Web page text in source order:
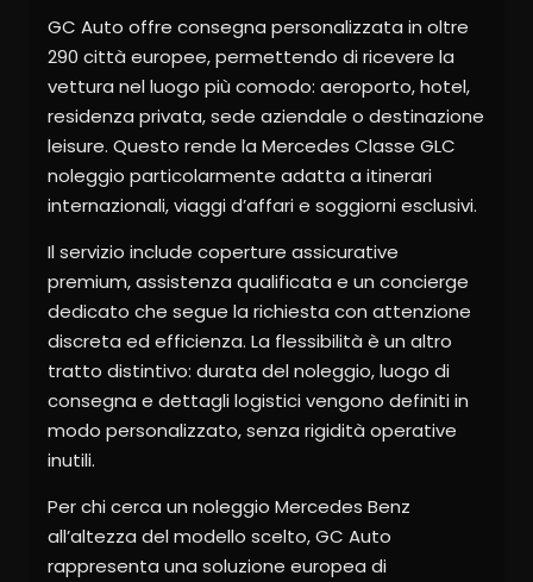
GC Auto offre consegna personalizzata in oltre
290 città europee, permettendo di ricevere la
vettura nel luogo più comodo: aeroporto, hotel,
residenza privata, sede aziendale o destinazione
leisure. Questo rende la Mercedes Classe GLC
noleggio particolarmente adatta a itinerari
internazionali, viaggi d’affari e soggiorni esclusivi.
Il servizio include coperture assicurative
premium, assistenza qualificata e un concierge
dedicato che segue la richiesta con attenzione
discreta ed efficienza. La flessibilità è un altro
tratto distintivo: durata del noleggio, luogo di
consegna e dettagli logistici vengono definiti in
modo personalizzato, senza rigidità operative
inutili.
Per chi cerca un noleggio Mercedes Benz
all’altezza del modello scelto, GC Auto
rappresenta una soluzione europea di